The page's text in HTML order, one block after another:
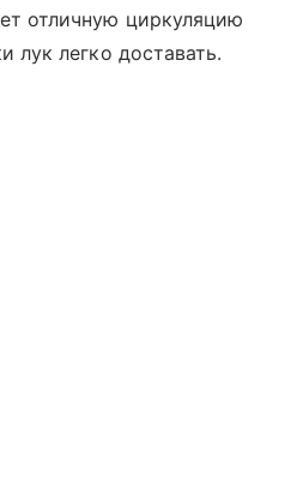
отличную циркуляцию
лук легко доставать.